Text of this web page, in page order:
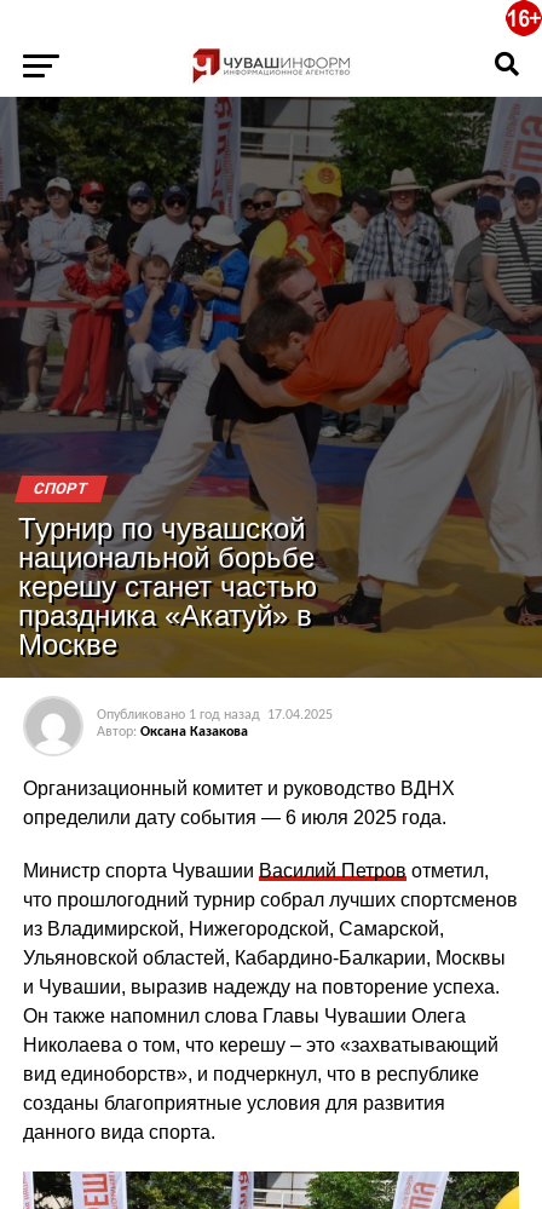
СПОРТ
Турнир по чувашской
национальной борьбе
керешу станет частью
праздника «Акатуй» в
Москве
Опубликовано 1 год назад
17.04.2025
Автор: Оксана Казакова
Организационный комитет и руководство ВДНХ
определили дату события — 6 июля 2025 года.
Министр спорта Чувашии Василий Петров отметил,
что прошлогодний турнир собрал лучших спортсменов
из Владимирской, Нижегородской, Самарской,
Ульяновской областей, Кабардино-Балкарии, Москвы
и Чувашии, выразив надежду на повторение успеха.
Он также напомнил слова Главы Чувашии Олега
Николаева о том, что керешу – это «захватывающий
вид единоборств», и подчеркнул, что в республике
созданы благоприятные условия для развития
данного вида спорта.